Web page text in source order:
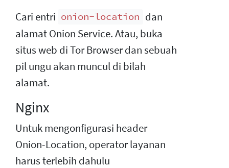
Cari entri onion-location dan
alamat Onion Service. Atau, buka
situs web di Tor Browser dan sebuah
pil ungu akan muncul di bilah
alamat.
Nginx
Untuk mengonfigurasi header
Onion-Location, operator layanan
harus terlebih dahulu